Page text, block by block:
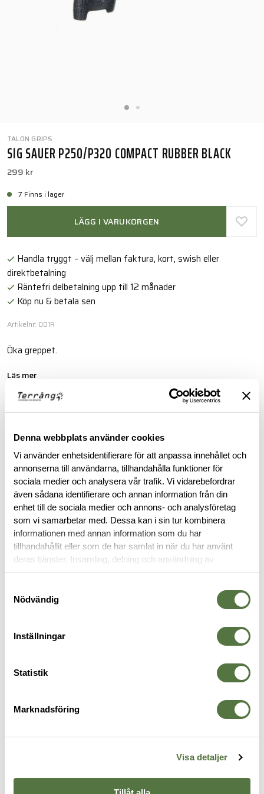
Denna webbplats använder cookies
Vi använder enhetsidentifierare för att anpassa innehållet och
annonserna till användarna, tillhandahålla funktioner för
sociala medier och analysera vår trafik. Vi vidarebefordrar
även sådana identifierare och annan information från din
enhet till de sociala medier och annons- och analysföretag
som vi samarbetar med. Dessa kan i sin tur kombinera
informationen med annan information som du har
tillhandahållit eller som de har samlat in när du har använt
deras tjänster. Insamling, delning och användning av
personuppgifter kan användas för personalisering av
Nödvändig
Inställningar
Statistik
Marknadsföring
Visa detaljer
TALON GRIPS
SIG SAUER P250/P320 COMPACT RUBBER BLACK
299 kr
7 Finns i lager
LÄGG I VARUKORGEN
Handla tryggt – välj mellan faktura, kort, swish eller
direktbetalning
Räntefri delbetalning upp till 12 månader
Köp nu & betala sen
Artikelnr: 001R
Öka greppet.
Läs mer
RECENSIONER
OM VARUMÄRKET
VAPENTILLBEHÖR
LMT DEFENCE
MOE® SL-K® Carbine Stock –
Mil-Spec FDE